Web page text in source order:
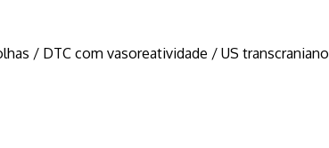
/ DTC com vasoreatividade / US transcraniano